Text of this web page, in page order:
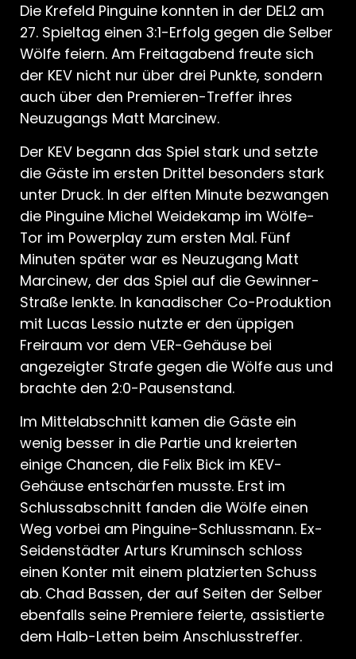
Die Krefeld Pinguine konnten in der DEL2 am
27. Spieltag einen 3:1-Erfolg gegen die Selber
Wölfe feiern. Am Freitagabend freute sich
der KEV nicht nur über drei Punkte, sondern
auch über den Premieren-Treffer ihres
Neuzugangs Matt Marcinew.
Der KEV begann das Spiel stark und setzte
die Gäste im ersten Drittel besonders stark
unter Druck. In der elften Minute bezwangen
die Pinguine Michel Weidekamp im Wölfe-
Tor im Powerplay zum ersten Mal. Fünf
Minuten später war es Neuzugang Matt
Marcinew, der das Spiel auf die Gewinner-
Straße lenkte. In kanadischer Co-Produktion
mit Lucas Lessio nutzte er den üppigen
Freiraum vor dem VER-Gehäuse bei
angezeigter Strafe gegen die Wölfe aus und
brachte den 2:0-Pausenstand.
Im Mittelabschnitt kamen die Gäste ein
wenig besser in die Partie und kreierten
einige Chancen, die Felix Bick im KEV-
Gehäuse entschärfen musste. Erst im
Schlussabschnitt fanden die Wölfe einen
Weg vorbei am Pinguine-Schlussmann. Ex-
Seidenstädter Arturs Kruminsch schloss
einen Konter mit einem platzierten Schuss
ab. Chad Bassen, der auf Seiten der Selber
ebenfalls seine Premiere feierte, assistierte
dem Halb-Letten beim Anschlusstreffer.